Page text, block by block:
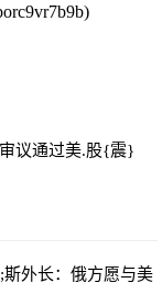
议通过美.股{震}
斯外长：俄方愿与美